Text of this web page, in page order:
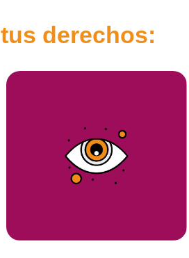
tus derechos: